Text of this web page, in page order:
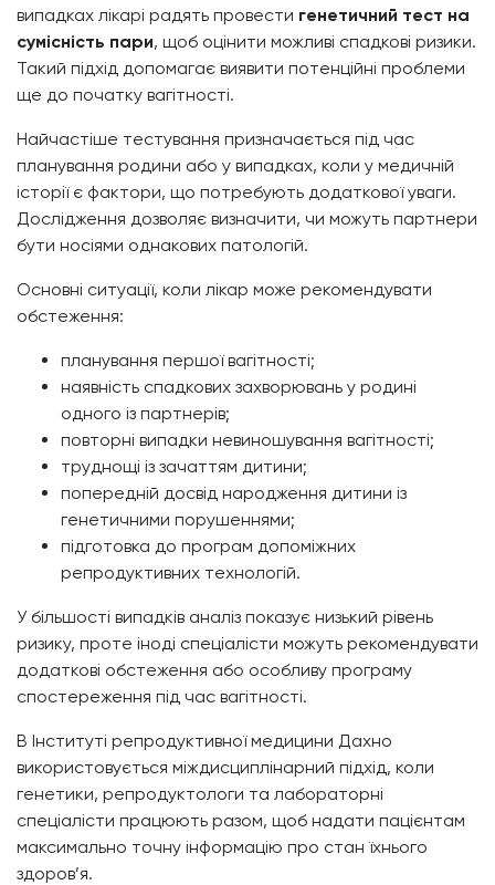
випадках лікарі радять провести генетичний тест на
сумісність пари, щоб оцінити можливі спадкові ризики.
Такий підхід допомагає виявити потенційні проблеми
ще до початку вагітності.
Найчастіше тестування призначається під час
планування родини або у випадках, коли у медичній
історії є фактори, що потребують додаткової уваги.
Дослідження дозволяє визначити, чи можуть партнери
бути носіями однакових патологій.
Основні ситуації, коли лікар може рекомендувати
обстеження:
планування першої вагітності;
наявність спадкових захворювань у родині
одного із партнерів;
повторні випадки невиношування вагітності;
труднощі із зачаттям дитини;
попередній досвід народження дитини із
генетичними порушеннями;
підготовка до програм допоміжних
репродуктивних технологій.
У більшості випадків аналіз показує низький рівень
ризику, проте іноді спеціалісти можуть рекомендувати
додаткові обстеження або особливу програму
спостереження під час вагітності.
В Інституті репродуктивної медицини Дахно
використовується міждисциплінарний підхід, коли
генетики, репродуктологи та лабораторні
спеціалісти працюють разом, щоб надати пацієнтам
максимально точну інформацію про стан їхнього
здоров’я.